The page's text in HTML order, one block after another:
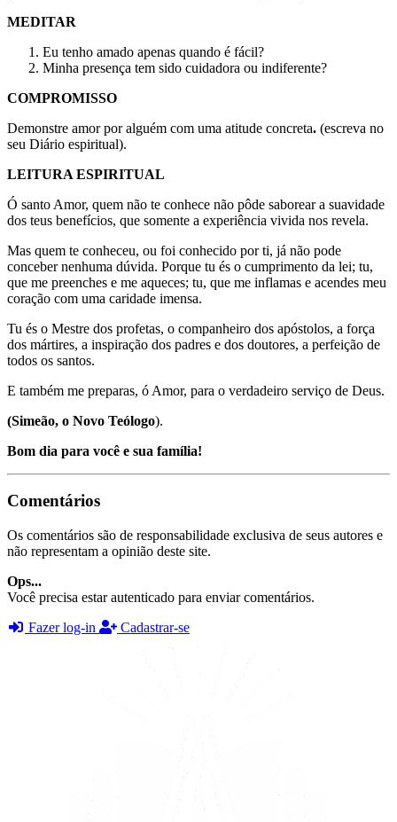
MEDITAR
Eu tenho amado apenas quando é fácil?
Minha presença tem sido cuidadora ou indiferente?
COMPROMISSO
Demonstre amor por alguém com uma atitude concreta. (escreva no
seu Diário espiritual).
LEITURA ESPIRITUAL
Ó santo Amor, quem não te conhece não pôde saborear a suavidade
dos teus benefícios, que somente a experiência vivida nos revela.
Mas quem te conheceu, ou foi conhecido por ti, já não pode
conceber nenhuma dúvida. Porque tu és o cumprimento da lei; tu,
que me preenches e me aqueces; tu, que me inflamas e acendes meu
coração com uma caridade imensa.
Tu és o Mestre dos profetas, o companheiro dos apóstolos, a força
dos mártires, a inspiração dos padres e dos doutores, a perfeição de
todos os santos.
E também me preparas, ó Amor, para o verdadeiro serviço de Deus.
(Simeão, o Novo Teólogo).
Bom dia para você e sua família!
Comentários
Os comentários são de responsabilidade exclusiva de seus autores e
não representam a opinião deste site.
Ops...
Você precisa estar autenticado para enviar comentários.
Fazer log-in
Cadastrar-se